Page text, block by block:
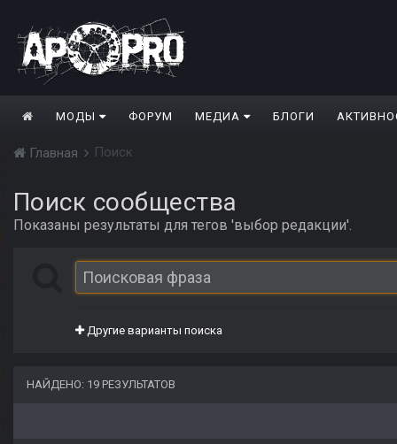
МОДЫ ФОРУМ МЕДИА БЛОГИ
Главная Поиск
Поиск сообщества
Показаны результаты для тегов 'выбор редакции'.
Другие варианты поиска
НАЙДЕНО: 19 РЕЗУЛЬТАТОВ